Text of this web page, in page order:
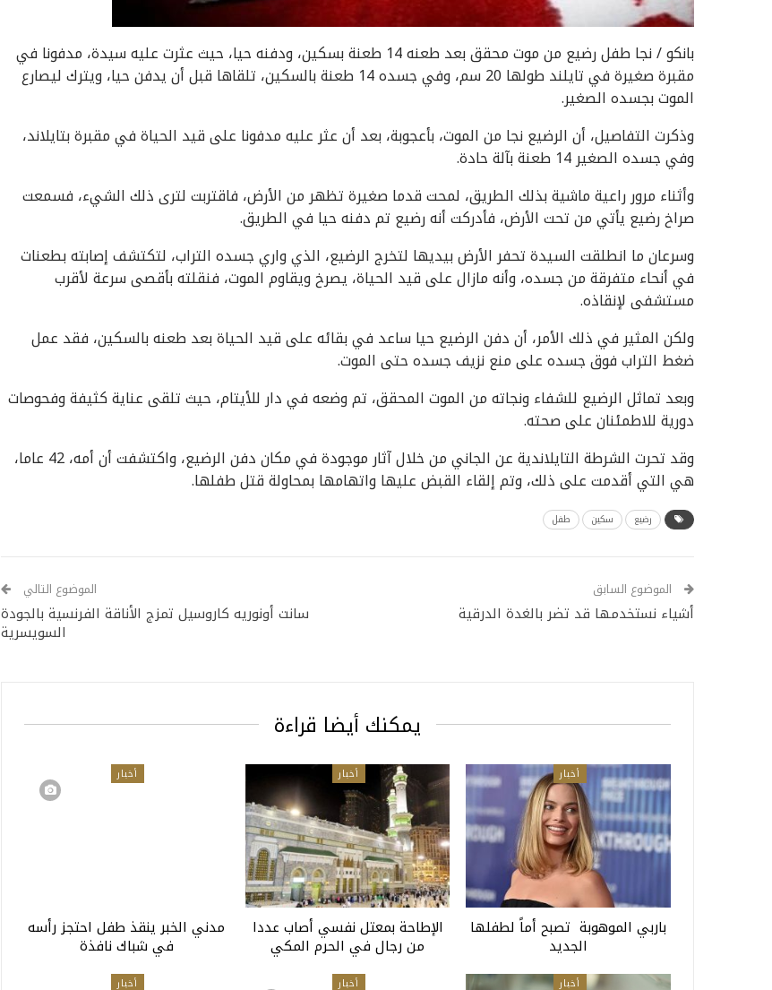
بانكو / نجا طفل رضيع من موت محقق بعد طعنه 14 طعنة بسكين، ودفنه حيا، حيث عثرت عليه سيدة، مدفونا في
مقبرة صغيرة في تايلند طولها 20 سم، وفي جسده 14 طعنة بالسكين، تلقاها قبل أن يدفن حيا، ويترك ليصارع
الموت بجسده الصغير.
وذكرت التفاصيل، أن الرضيع نجا من الموت، بأعجوبة، بعد أن عثر عليه مدفونا على قيد الحياة في مقبرة بتايلاند،
وفي جسده الصغير 14 طعنة بآلة حادة.
وأثناء مرور راعية ماشية بذلك الطريق، لمحت قدما صغيرة تظهر من الأرض، فاقتربت لترى ذلك الشيء، فسمعت
صراخ رضيع يأتي من تحت الأرض، فأدركت أنه رضيع تم دفنه حيا في الطريق.
وسرعان ما انطلقت السيدة تحفر الأرض بيديها لتخرج الرضيع، الذي واري جسده التراب، لتكتشف إصابته بطعنات
في أنحاء متفرقة من جسده، وأنه مازال على قيد الحياة، يصرخ ويقاوم الموت، فنقلته بأقصى سرعة لأقرب
مستشفى لإنقاذه.
ولكن المثير في ذلك الأمر، أن دفن الرضيع حيا ساعد في بقائه على قيد الحياة بعد طعنه بالسكين، فقد عمل
ضغط التراب فوق جسده على منع نزيف جسده حتى الموت.
وبعد تماثل الرضيع للشفاء ونجاته من الموت المحقق، تم وضعه في دار للأيتام، حيث تلقى عناية كثيفة وفحوصات
دورية للاطمئنان على صحته.
وقد تحرت الشرطة التايلاندية عن الجاني من خلال آثار موجودة في مكان دفن الرضيع، واكتشفت أن أمه، 42 عاما،
هي التي أقدمت على ذلك، وتم إلقاء القبض عليها واتهامها بمحاولة قتل طفلها.
رضيع سكين طفل
الموضوع السابق
أشياء نستخدمها قد تضر بالغدة الدرقية
الموضوع التالي
سانت أونوريه كاروسيل تمزج الأناقة الفرنسية بالجودة
السويسرية
يمكنك أيضا قراءة
أخبار
باربي الموهوبة تصبح أماً لطفلها
الجديد
أخبار
الإطاحة بمعتل نفسي أصاب عددا
من رجال في الحرم المكي
أخبار
مدني الخبر ينقذ طفل احتجز رأسه
في شباك نافذة
أخبار أخبار أخبار